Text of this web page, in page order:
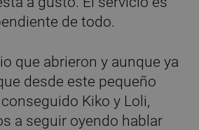
de todo.
que abrieron y aunque ya
desde este pequeño
Kiko y Loli,
a seguir oyendo hablar